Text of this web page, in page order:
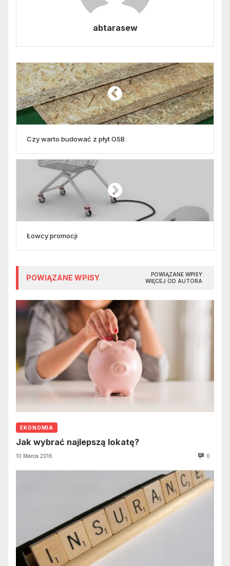
abtarasew
Czy warto budować z płyt OSB
Łowcy promocji
POWIĄZANE WPISY
POWIĄZANE WPISY
WIĘCEJ OD AUTORA
EKONOMIA
Jak wybrać najlepszą lokatę?
10 Marca 2016 0